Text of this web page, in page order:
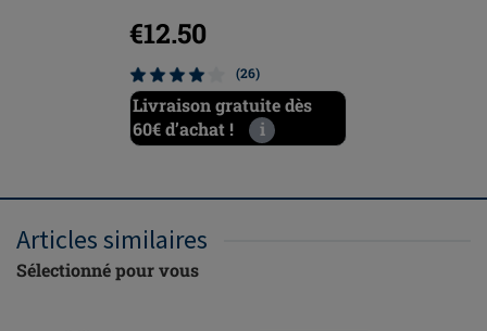
€12.50
(26)
Livraison gratuite dès
60€ d’achat !
i
Articles similaires
Sélectionné pour vous